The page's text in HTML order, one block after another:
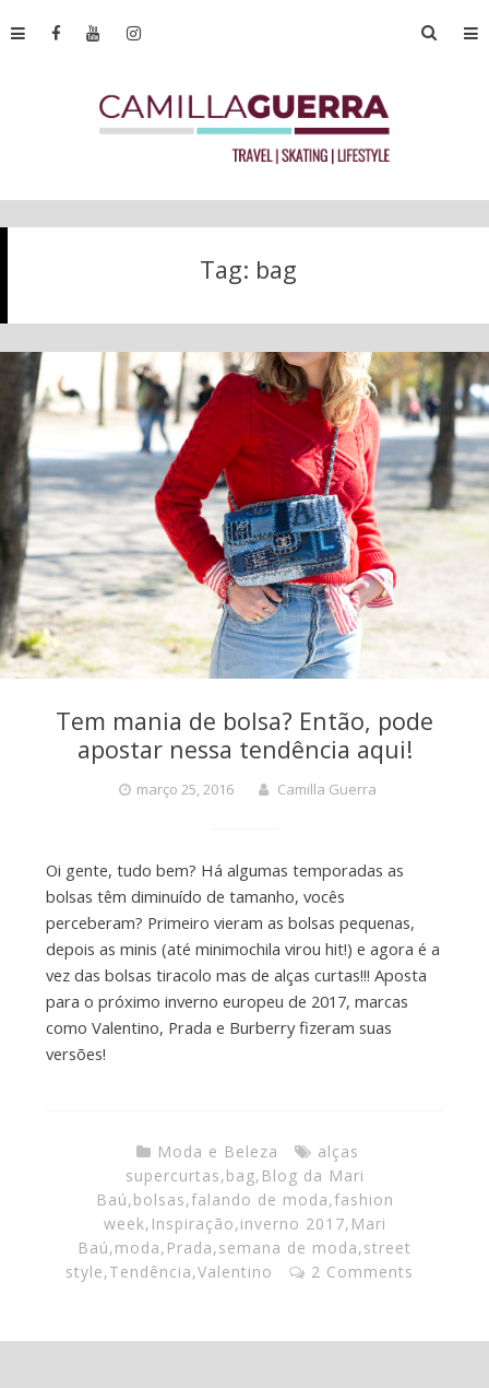
Tag: bag
Tem mania de bolsa? Então, pode
apostar nessa tendência aqui!
março 25, 2016 Camilla Guerra
Oi gente, tudo bem? Há algumas temporadas as
bolsas têm diminuído de tamanho, vocês
perceberam? Primeiro vieram as bolsas pequenas,
depois as minis (até minimochila virou hit!) e agora é a
vez das bolsas tiracolo mas de alças curtas!!! Aposta
para o próximo inverno europeu de 2017, marcas
como Valentino, Prada e Burberry fizeram suas
versões!
Moda e Beleza
alças
supercurtas,bag, Blog da Mari
Baú,bolsas,falando de moda,fashion
week, Inspiração,inverno 2017, Mari
Baú,moda, Prada,semana de moda,street
style,Tendência,Valentino 2 Comments